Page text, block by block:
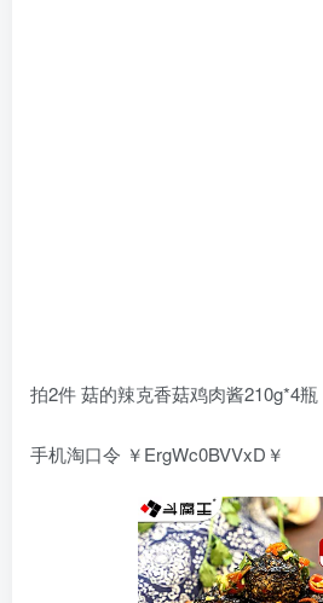
拍2件 菇的辣克香菇鸡肉酱210g*4瓶
手机淘口令 ￥ErgWc0BVVxD￥